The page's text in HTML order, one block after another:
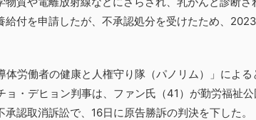
給付を申請したが、不承認処分を受けたため、
体労働者の健康と人権守り隊（パノリム）」によ
ョ・デヒョン判事は、ファン氏（41）が勤労福祉
認取消訴訟で、16日に原告勝訴の判決を下した。